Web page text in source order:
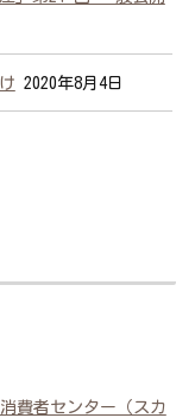
2020年8月4日
費者センター（スカ